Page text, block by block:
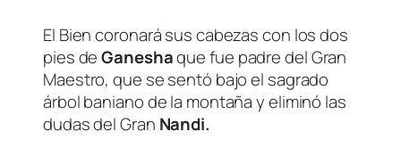
El Bien coronará sus cabezas con los dos
pies deGaneshaque fue padre del Gran
Maestro, que se sentó bajo el sagrado
árbol baniano de la montaña y eliminó las
dudas del Gran Nandi.